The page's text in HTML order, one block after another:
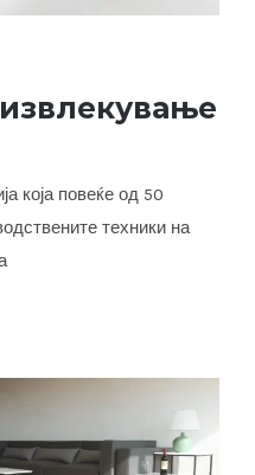
на маси
која повеќе од 50
техники на